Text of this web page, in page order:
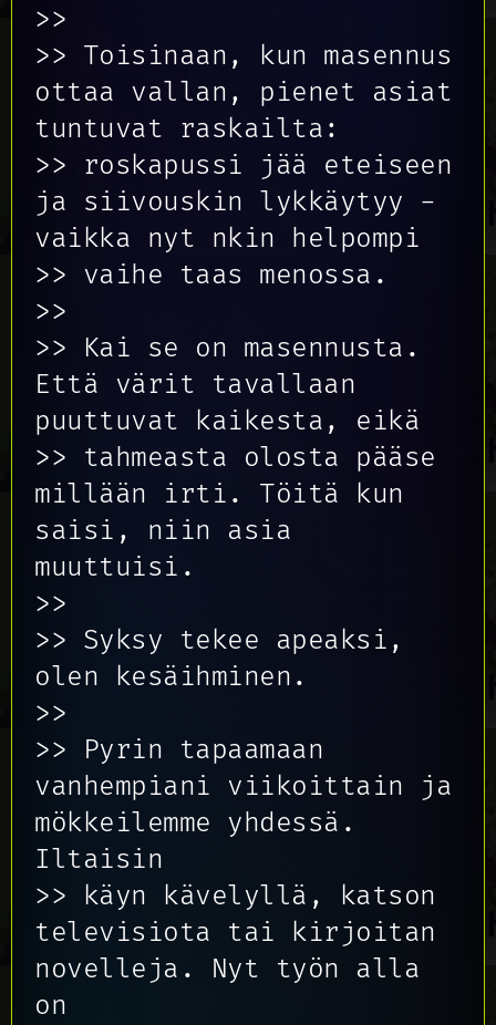
>>
>> Toisinaan, kun masennus
ottaa vallan, pienet asiat
tuntuvat raskailta:
>> roskapussi jää eteiseen
ja siivouskin lykkäytyy -
vaikka nyt nkin helpompi
>> vaihe taas menossa.
>>
>> Kai se on masennusta.
Että värit tavallaan
puuttuvat kaikesta, eikä
>> tahmeasta olosta pääse
millään irti. Töitä kun
saisi, niin asia
muuttuisi.
>>
>> Syksy tekee apeaksi,
olen kesäihminen.
>>
>> Pyrin tapaamaan
vanhempiani viikoittain ja
mökkeilemme yhdessä.
Iltaisin
>> käyn kävelyllä, katson
televisiota tai kirjoitan
novelleja. Nyt työn alla
on